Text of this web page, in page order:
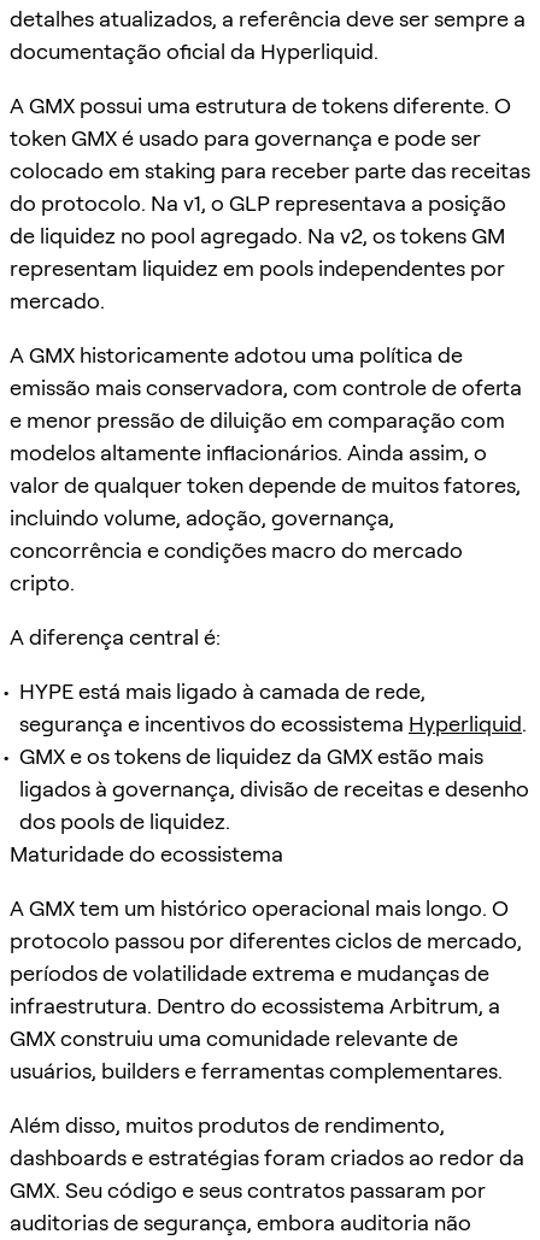
detalhes atualizados, a referência deve ser sempre a
documentação oficial da Hyperliquid.
A GMX possui uma estrutura de tokens diferente. O
token GMX é usado para governança e pode ser
colocado em staking para receber parte das receitas
do protocolo. Na v1, o GLP representava a posição
de liquidez no pool agregado. Na v2, os tokens GM
representam liquidez em pools independentes por
mercado.
A GMX historicamente adotou uma política de
emissão mais conservadora, com controle de oferta
e menor pressão de diluição em comparação com
modelos altamente inflacionários. Ainda assim, o
valor de qualquer token depende de muitos fatores,
incluindo volume, adoção, governança,
concorrência e condições macro do mercado
cripto.
A diferença central é:
HYPE está mais ligado à camada de rede,
segurança e incentivos do ecossistema Hyperliquid.
GMX e os tokens de liquidez da GMX estão mais
ligados à governança, divisão de receitas e desenho
dos pools de liquidez.
Maturidade do ecossistema
A GMX tem um histórico operacional mais longo. O
protocolo passou por diferentes ciclos de mercado,
períodos de volatilidade extrema e mudanças de
infraestrutura. Dentro do ecossistema Arbitrum, a
GMX construiu uma comunidade relevante de
usuários, builders e ferramentas complementares.
Além disso, muitos produtos de rendimento,
dashboards e estratégias foram criados ao redor da
GMX. Seu código e seus contratos passaram por
auditorias de segurança, embora auditoria não